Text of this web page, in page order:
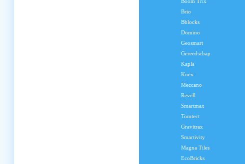
Brio
Bblocks
Domino
Geosmart
Gereedschap
Kapla
Knex
Meccano
Revell
Smartmax
Tomtect
Gravitrax
Smartivity
Magna Tiles
EcoBricks